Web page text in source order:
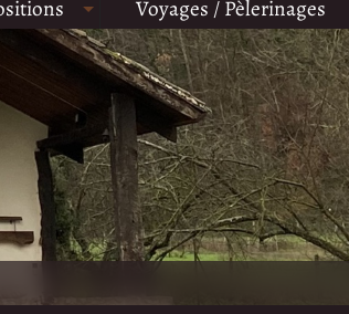
Voyages / Pèlerinages